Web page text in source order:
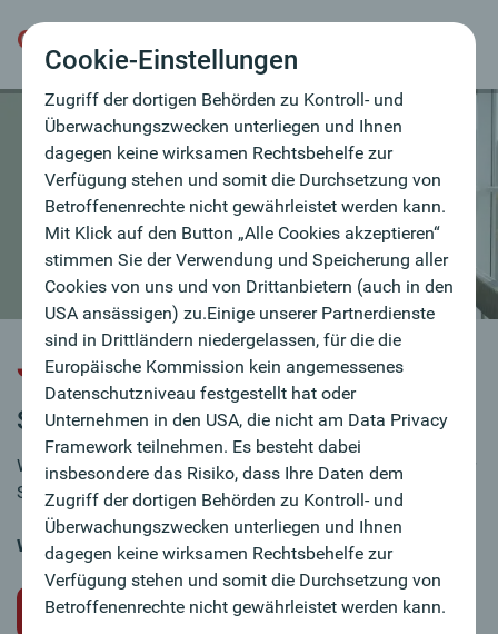
Jobbörse
Sie sind auf Jobsuche?
Wir verstärken laufend unser Team und sind immer auf der
Suche nach MitarbeiterInnen.
Wir freuen uns auf Ihre Bewerbung!
Initiativbewerbung
Cookie-Einstellungen
hat oder Unternehmen in den USA, die nicht am
Data Privacy Framework teilnehmen. Es besteht
dabei insbesondere das Risiko, dass Ihre Daten dem
Zugriff der dortigen Behörden zu Kontroll- und
Überwachungszwecken unterliegen und Ihnen
dagegen keine wirksamen Rechtsbehelfe zur
Verfügung stehen und somit die Durchsetzung von
Betroffenenrechte nicht gewährleistet werden kann.
Mit Klick auf den Button „Alle Cookies akzeptieren“
stimmen Sie der Verwendung und Speicherung aller
Cookies von uns und von Drittanbietern (auch in den
USA ansässigen) zu.Einige unserer Partnerdienste
sind in Drittländern niedergelassen, für die die
Europäische Kommission kein angemessenes
Datenschutzniveau festgestellt hat oder
Unternehmen in den USA, die nicht am Data Privacy
Framework teilnehmen. Es besteht dabei
insbesondere das Risiko, dass Ihre Daten dem
Zugriff der dortigen Behörden zu Kontroll- und
Überwachungszwecken unterliegen und Ihnen
dagegen keine wirksamen Rechtsbehelfe zur
Verfügung stehen und somit die Durchsetzung von
Betroffenenrechte nicht gewährleistet werden kann.